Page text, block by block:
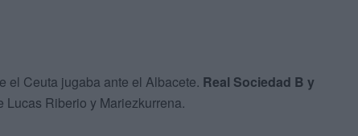
el Ceuta jugaba ante el Albacete. Real Sociedad B y
Lucas Riberio y Mariezkurrena.